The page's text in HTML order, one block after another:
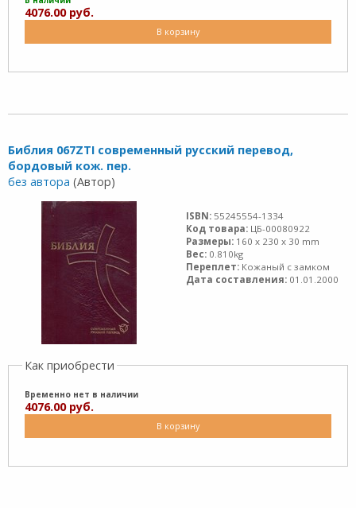
4076.00 руб.
В корзину
Библия 067ZTI современный русский перевод,
бордовый кож. пер.
без автора (Автор)
ISBN: 55245554-1334
Код товара: ЦБ-00080922
Размеры: 160 x 230 x 30 mm
Вес: 0.810kg
Переплет: Кожаный с замком
Дата составления: 01.01.2000
Как приобрести
Временно нет в наличии
4076.00 руб.
В корзину